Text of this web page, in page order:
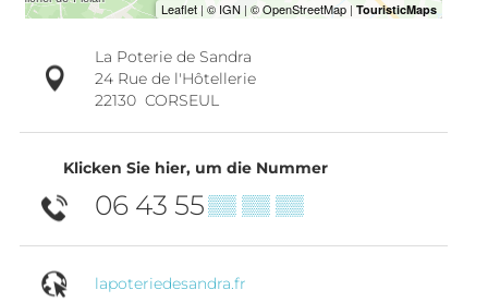
La Poterie de Sandra
24 Rue de l'Hôtellerie
22130 CORSEUL
Klicken Sie hier, um die Nummer
06 43 55▒▒ ▒▒ ▒▒
lapoteriedesandra.fr